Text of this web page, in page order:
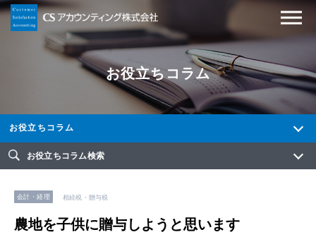
お役立ちコラム
お役立ちコラム
お役立ちコラム検索
会計・経理 相続税・贈与税
農地を子供に贈与しようと思います